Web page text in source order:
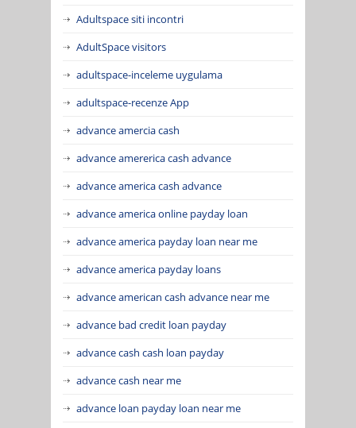
Adultspace siti incontri
AdultSpace visitors
adultspace-inceleme uygulama
adultspace-recenze App
advance amercia cash
advance amererica cash advance
advance america cash advance
advance america online payday loan
advance america payday loan near me
advance america payday loans
advance american cash advance near me
advance bad credit loan payday
advance cash cash loan payday
advance cash near me
advance loan payday loan near me